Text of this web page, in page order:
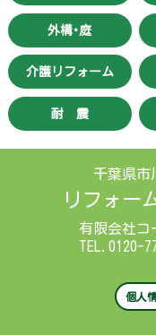
外構･庭
介護リフォーム
耐 震
千葉県市
リフォー
有限会社コ
TEL.0120-
個人